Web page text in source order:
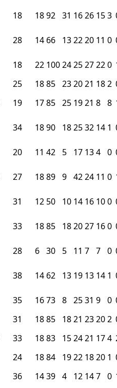
18 1892 31 1626 153
28 14 66 132220 11 0
18 22 100242527220
25 1885 232021 182
19 1785 25 1921 8 8
34 1890 182532 14 1
20 11 42 5 17 134 0
27 1889 9 4224 11 0
31 12 50 10 14 16 100
33 1885 182027 160
28 6 30 5 11 7 7 0
38 14 62 13 19 13 14 1
35 1673 8 2531 9 0
31 1885 1821 23202
33 1883 152421 174
24 1884 1922 1820 1
36 1439 4 12 147 0